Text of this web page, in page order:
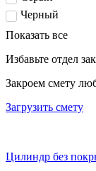
Черный
Показать все
Избавьте отдел
Закроем смету
Загрузить смету
Цилиндр без